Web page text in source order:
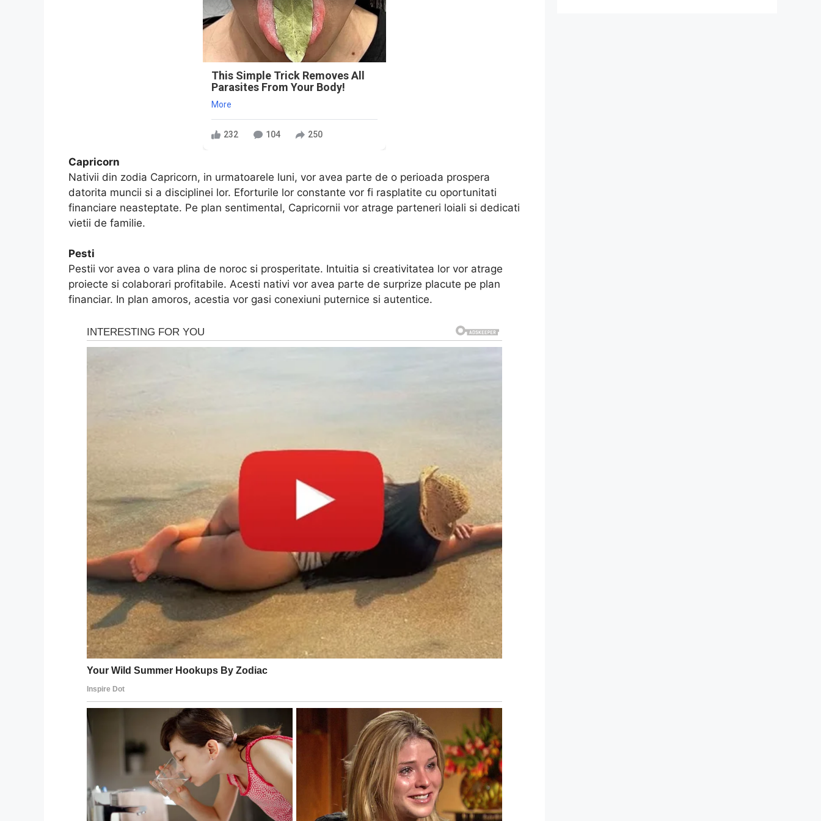
This Simple Trick Removes All
Parasites From Your Body!
More
232 104 250
Capricorn
Nativii din zodia Capricorn, in urmatoarele luni, vor avea parte de o perioada prospera
datorita muncii si a disciplinei lor. Eforturile lor constante vor fi rasplatite cu oportunitati
financiare neasteptate. Pe plan sentimental, Capricornii vor atrage parteneri loiali si dedicati
vietii de familie.
Pesti
Pestii vor avea o vara plina de noroc si prosperitate. Intuitia si creativitatea lor vor atrage
proiecte si colaborari profitabile. Acesti nativi vor avea parte de surprize placute pe plan
financiar. In plan amoros, acestia vor gasi conexiuni puternice si autentice.